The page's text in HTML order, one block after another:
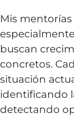
Mis
buscan
concretos.
situación
identificando
detectando